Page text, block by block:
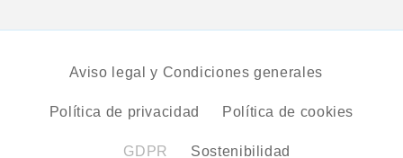
Aviso legal y Condiciones generales
Política de privacidad Política de cookies
GDPR Sostenibilidad